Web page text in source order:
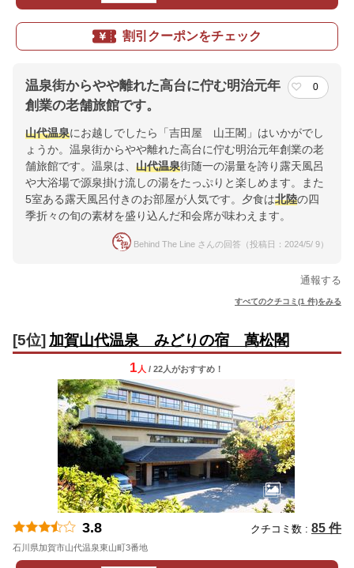
割引クーポンをチェック
温泉街からやや離れた高台に佇む明治元年
創業の老舗旅館です。
0
山代温泉にお越しでしたら「吉田屋 山王閣」はいかがでし
ょうか。温泉街からやや離れた高台に佇む明治元年創業の老
舗旅館です。温泉は、 山代温泉街随一の湯量を誇り露天風呂
や大浴場で源泉掛け流しの湯をたっぷりと楽しめます。また
5室ある露天風呂付きのお部屋が人気です。夕食は北陸の四
季折々の旬の素材を盛り込んだ和会席が味わえます。
Behind The Line さんの回答（投稿日：2024/5/ 9）
通報する
すべてのクチコミ(1 件)をみる
[5位] 加賀山代温泉 みどりの宿 萬松閣
1 人 / 22人がおすすめ！
3.8 クチコミ数 : 85 件
石川県加賀市山代温泉東山町3番地